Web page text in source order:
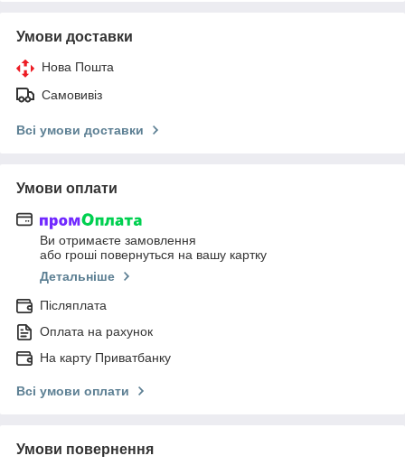
Умови доставки
Нова Пошта
Самовивіз
Всі умови доставки
Умови оплати
Ви отримаєте замовлення
або гроші повернуться на вашу картку
Детальніше
Післяплата
Оплата на рахунок
На карту Приватбанку
Всі умови оплати
Умови повернення